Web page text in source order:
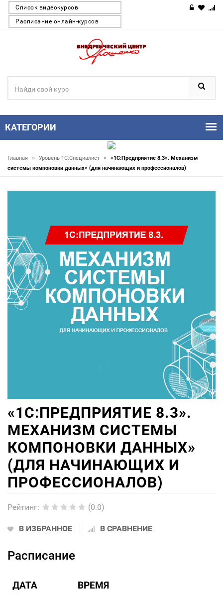
Список видеокурсов
Расписание онлайн-курсов
КАТЕГОРИИ
Главная » Уровень 1С:Специалист »
«1С:Предприятие 8.3». Механизм
системы компоновки данных» (для начинающих и профессионалов)
«1С:ПРЕДПРИЯТИЕ 8.3».
МЕХАНИЗМ СИСТЕМЫ
КОМПОНОВКИ ДАННЫХ»
(ДЛЯ НАЧИНАЮЩИХ И
ПРОФЕССИОНАЛОВ)
Рейтинг: (0.0)
В ИЗБРАННОЕ В СРАВНЕНИЕ
Расписание
ДАТА ВРЕМЯ